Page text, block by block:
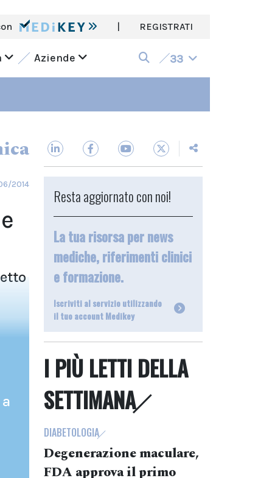
| REGISTRATI
Aziende 33
2014
Resta aggiornato con noi!
La tua risorsa per news
mediche, riferimenti clinici
e formazione.
Iscriviti al servizio utilizzando
il tuo account Medikey
I PIÙ LETTI DELLA
SETTIMANA
DIABETOLOGIA
Degenerazione maculare,
FDA approva il primo